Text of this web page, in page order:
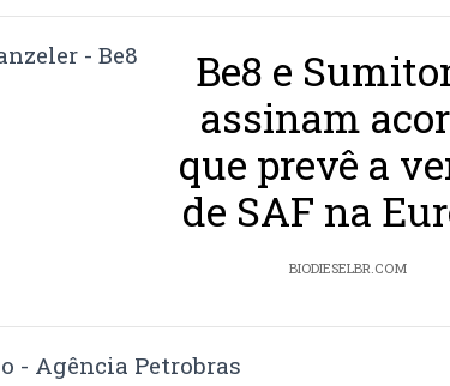
Be8 e
assinam
que prevê a
de SAF na
BIODIESELBR.COM